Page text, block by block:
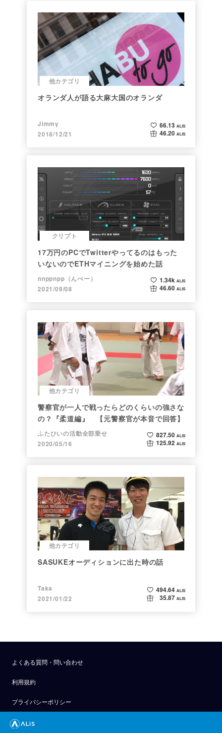
他カテゴリ
オランダ人が語る大麻大国のオランダ
Jimmy
2018/12/21
66.13 ALIS
46.20 ALIS
クリプト
17万円のPCでTwitterやってるのはもった
いないのでETHマイニングを始めた話
nnppnpp（んぺー）
2021/09/08
1.34k ALIS
46.60 ALIS
他カテゴリ
警察官が一人で戦ったらどのくらいの強さな
の？『柔道編』 【元警察官が本音で回答】
ふたひいの活動全部乗せ
2020/05/16
827.50 ALIS
125.92 ALIS
他カテゴリ
SASUKEオーディションに出た時の話
Taka
2021/01/22
494.64 ALIS
35.87 ALIS
よくある質問・問い合わせ
利用規約
プライバシーポリシー
公式アナウンス